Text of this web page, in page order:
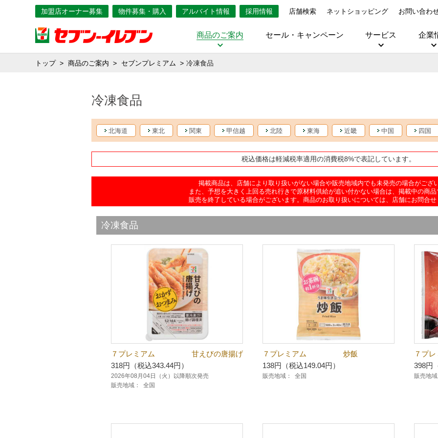
加盟店オーナー募集 物件募集・購入 アルバイト情報 採用情報 店舗検索 ネットショッピング お問い合わ
商品のご案内 セール・キャンペーン サービス 企業
トップ 商品のご案内 セブンプレミアム 冷凍食品
冷凍食品
北海道 東北 関東 甲信越 北陸 東海 近畿 中国 四国
税込価格は軽減税率適用の消費税8%で表記しています。
掲載商品は、店舗により取り扱いがない場合や販売地域内でも未発売の場合がござ
また、予想を大きく上回る売れ行きで原材料供給が追い付かない場合は、掲載中の商
販売を終了している場合がございます。商品のお取り扱いについては、店舗にお問合
冷凍食品
７プレミアム 甘えびの唐揚げ
318円（税込343.44円）
2026年08月04日（火）以降順次発売
販売地域：
全国
７プレミアム 炒飯
138円（税込149.04円）
販売地域： 全国
７
398円
販売地